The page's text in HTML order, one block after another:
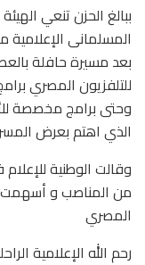
ببالغ الحزن تنعي
المسلمانى الإعلامية
بعد مسيرة حافلة
للتلفزيون المصري
وحتى برامج مخصصة
الذي اهتم بعرض
وقالت الوطنية للإعلام
من المناصب و أسهمت
المصري
رحم الله الإعلامية